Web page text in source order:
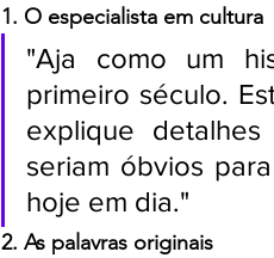
1. O especialista em cultura
"Aja como um
primeiro século.
explique
seriam óbvios
hoje em dia."
2. As palavras originais